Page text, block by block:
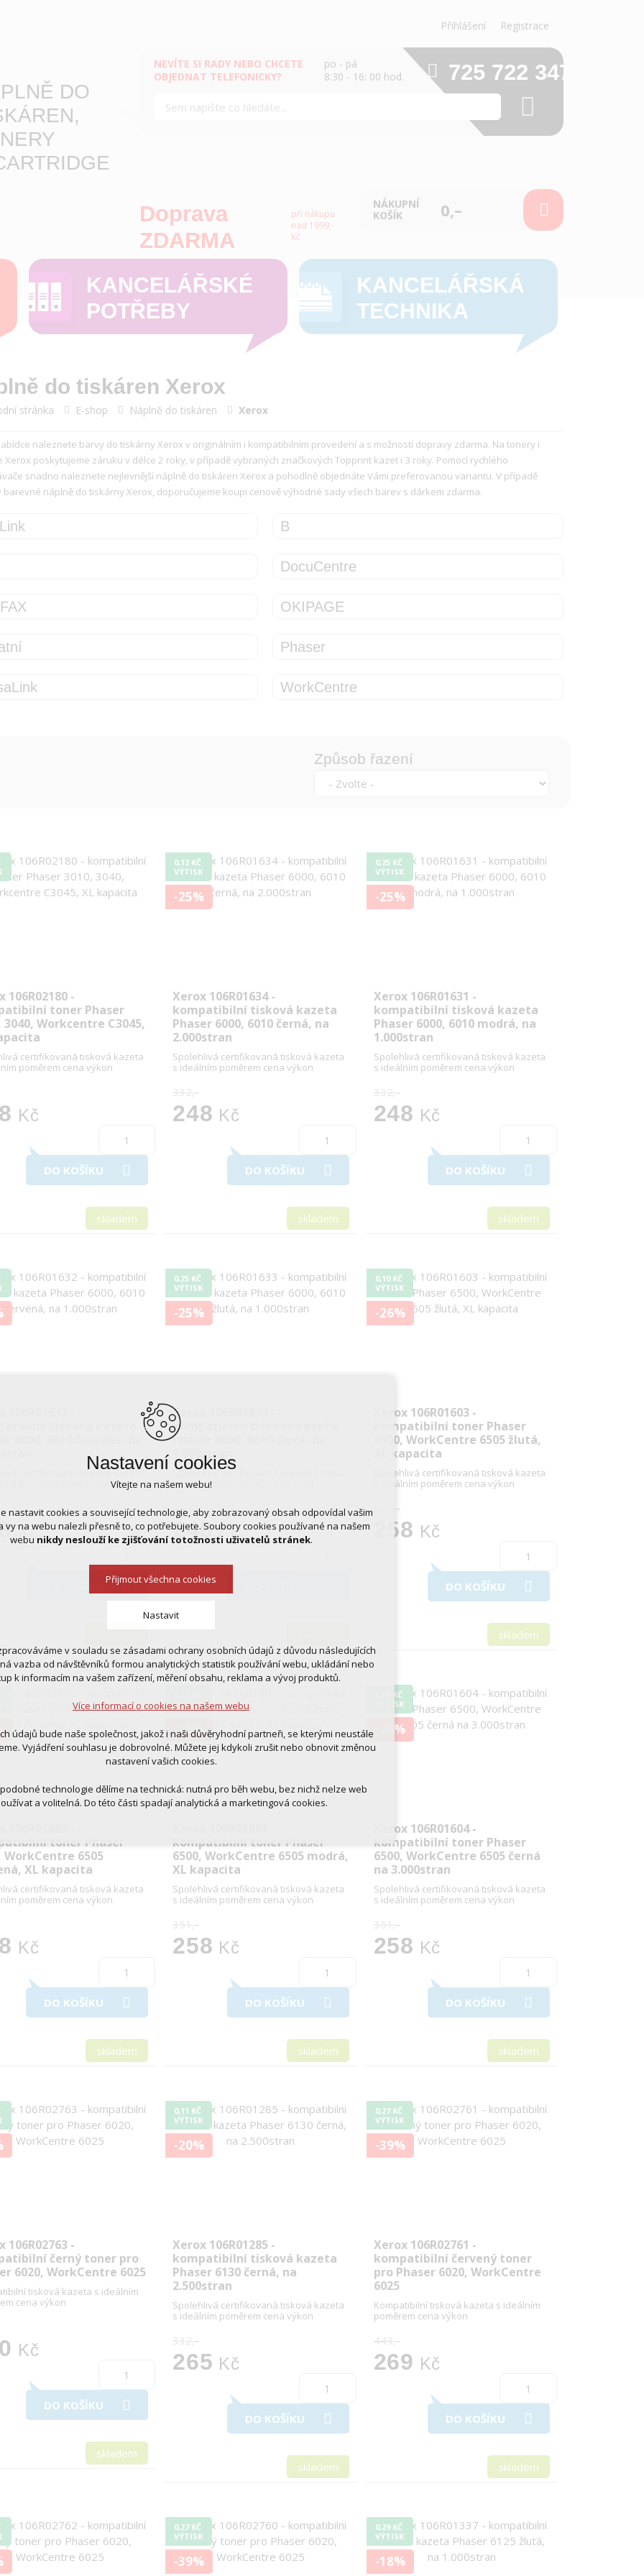
Přihlášení Registrace
DO
NEVÍTE SI RADY NEBO CHCETE
OBJEDNAT TELEFONICKY?
po - pá
8:30 - 16: 00 hod.
725 722 347
Doprava
ZDARMA
při nákupu
nad 1999,-
Kč
NÁKUPNÍ
KOŠÍK
0,–
KANCELÁŘSKÉ
POTŘEBY
KANCELÁŘSKÁ
TECHNIKA
do tiskáren Xerox
stránka E-shop Náplně do tiskáren Xerox
naleznete barvy do tiskárny Xerox v originálním i kompatibilním provedení a s možností dopravy zdarma. Na tonery i
Xerox poskytujeme záruku v délce 2 roky, v případě vybraných značkových Topprint kazet i 3 roky. Pomocí rychlého
snadno naleznete nejlevnější náplně do tiskáren Xerox a pohodlně objednáte Vámi preferovanou variantu. V případě
barevné náplně do tiskárny Xerox, doporučujeme koupi cenově výhodné sady všech barev s dárkem zdarma.
B
DocuCentre
OKIPAGE
Phaser
WorkCentre
Způsob řazení
106R02180 -
toner Phaser
3040, Workcentre C3045,
certifikovaná tisková kazeta
poměrem cena výkon
Kč
DO KOŠÍKU
skladem
0,12 KČ
VÝTISK
-25%
Xerox 106R01634 -
kompatibilní tisková kazeta
Phaser 6000, 6010 černá, na
2.000stran
Spolehlivá certifikovaná tisková kazeta
s ideálním poměrem cena výkon
332,-
248 Kč
DO KOŠÍKU
skladem
0,25 KČ
VÝTISK
-25%
Xerox 106R01631 -
kompatibilní tisková kazeta
Phaser 6000, 6010 modrá, na
1.000stran
Spolehlivá certifikovaná tisková kazeta
s ideálním poměrem cena výkon
332,-
248 Kč
DO KOŠÍKU
skladem
certifikovaná tisková kazeta
poměrem cena výkon
Kč
0,25 KČ
VÝTISK
-25%
Xerox 106R01633 -
kompatibilní tisková kazeta
Phaser 6000, 6010 žlutá, na
1.000stran
Spolehlivá certifikovaná tisková kazeta
s ideálním poměrem cena výkon
332,-
248Kč
0,10 KČ
VÝTISK
-26%
Xerox 106R01603 -
kompatibilní toner Phaser
6500, WorkCentre 6505 žlutá,
XL kapacita
Spolehlivá certifikovaná tisková kazeta
s ideálním poměrem cena výkon
351,-
258 Kč
DO KOŠÍKU
skladem
toner Phaser
WorkCentre 6505
XL kapacita
certifikovaná tisková kazeta
poměrem cena výkon
Kč
DO KOŠÍKU
skladem
VÝTISK
-26%
kompatibilní toner Phaser
6500, WorkCentre 6505 modrá,
XL kapacita
Spolehlivá certifikovaná tisková kazeta
s ideálním poměrem cena výkon
351,-
258 Kč
DO KOŠÍKU
skladem
0,09 KČ
VÝTISK
-26%
Xerox 106R01604 -
kompatibilní toner Phaser
6500, WorkCentre 6505 černá
na 3.000stran
Spolehlivá certifikovaná tisková kazeta
s ideálním poměrem cena výkon
351,-
258 Kč
DO KOŠÍKU
skladem
106R02763 -
černý toner pro
6020, WorkCentre 6025
tisková kazeta s ideálním
cena výkon
Kč
DO KOŠÍKU
skladem
0,11 KČ
VÝTISK
-20%
Xerox 106R01285 -
kompatibilní tisková kazeta
Phaser 6130 černá, na
2.500stran
Spolehlivá certifikovaná tisková kazeta
s ideálním poměrem cena výkon
332,-
265 Kč
DO KOŠÍKU
skladem
0,27 KČ
VÝTISK
-39%
Xerox 106R02761 -
kompatibilní červený toner
pro Phaser 6020, WorkCentre
6025
Kompatibilní tisková kazeta s ideálním
poměrem cena výkon
443,-
269 Kč
DO KOŠÍKU
skladem
0,27 KČ
VÝTISK
-39%
0,29 KČ
VÝTISK
-18%
Nastavení cookies
Vítejte na našem webu!
nastavit cookies a související technologie, aby zobrazovaný obsah odpovídal vašim
vy na webu nalezli přesně to, co potřebujete. Soubory cookies používané na našem
webu nikdy neslouží ke zjišťování totožnosti uživatelů stránek.
Přijmout všechna cookies
Nastavit
pro provozování webu
kontextu stránek (session): případná přihlášení, volby jazyka, apod.
pro anonymizované vyhodnocení návštěvnosti
cookies (Google, Ecomail, Sklik, Smartsupp, Heureka)
Více informací o cookies na našem webu
Odmítnout vše
v souladu se zásadami ochrany osobních údajů z důvodu následujících
vazba od návštěvníků formou analytických statistik používání webu, ukládání nebo
k informacím na vašem zařízení, měření obsahu, reklama a vývoj produktů.
Více informací o cookies na našem webu
údajů bude naše společnost, jakož i naši důvěryhodní partneři, se kterými neustále
Vyjádření souhlasu je dobrovolné. Můžete jej kdykoli zrušit nebo obnovit změnou
nastavení vašich cookies.
technologie dělíme na technická: nutná pro běh webu, bez nichž nelze web
a volitelná. Do této části spadají analytická a marketingová cookies.